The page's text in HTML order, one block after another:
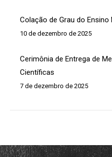
Colação de Grau do Ensino
10 de dezembro de 2025
Cerimônia de Entrega de
Científicas
7 de dezembro de 2025